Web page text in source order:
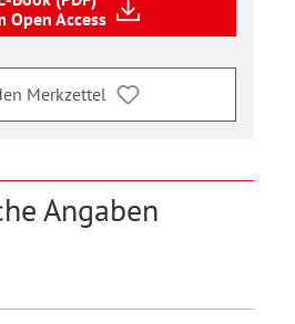
Open Access
Merkzettel
Angaben